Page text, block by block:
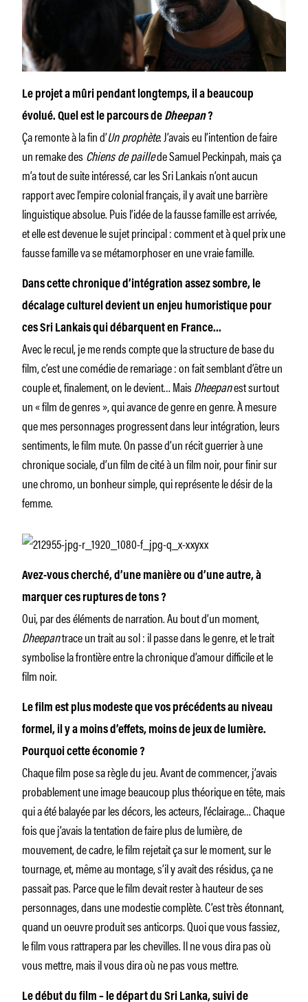
Le projet a mûri pendant longtemps, il a beaucoup
évolué. Quel est le parcours de Dheepan?
Ça remonte à la fin d’Un prophète. J’avais eu l’intention de faire
un remake desChiens de paillede Samuel Peckinpah, mais ça
m’a tout de suite intéressé, car les Sri Lankais n’ont aucun
rapport avec l’empire colonial français, il y avait une barrière
linguistique absolue. Puis l’idée de la fausse famille est arrivée,
et elle est devenue le sujet principal : comment et à quel prix une
fausse famille va se métamorphoser en une vraie famille.
Dans cette chronique d’intégration assez sombre, le
décalage culturel devient un enjeu humoristique pour
ces Sri Lankais qui débarquent en France…
Avec le recul, je me rends compte que la structure de base du
film, c’est une comédie de remariage : on fait semblant d’être un
couple et, finalement, on le devient… MaisDheepanest surtout
un « film de genres », qui avance de genre en genre. À mesure
que mes personnages progressent dans leur intégration, leurs
sentiments, le film mute. On passe d’un récit guerrier à une
chronique sociale, d’un film de cité à un film noir, pour finir sur
une chromo, un bonheur simple, qui représente le désir de la
femme.
Avez-vous cherché, d’une manière ou d’une autre, à
marquer ces ruptures de tons ?
Oui, par des éléments de narration. Au bout d’un moment,
Dheepantrace un trait au sol : il passe dans le genre, et le trait
symbolise la frontière entre la chronique d’amour difficile et le
film noir.
Le film est plus modeste que vos précédents au niveau
formel, il y a moins d’effets, moins de jeux de lumière.
Pourquoi cette économie ?
Chaque film pose sa règle du jeu. Avant de commencer, j’avais
probablement une image beaucoup plus théorique en tête, mais
qui a été balayée par les décors, les acteurs, l’éclairage… Chaque
fois que j’avais la tentation de faire plus de lumière, de
mouvement, de cadre, le film rejetait ça sur le moment, sur le
tournage, et, même au montage, s’il y avait des résidus, ça ne
passait pas. Parce que le film devait rester à hauteur de ses
personnages, dans une modestie complète. C’est très étonnant,
quand un oeuvre produit ses anticorps. Quoi que vous fassiez,
le film vous rattrapera par les chevilles. Il ne vous dira pas où
vous mettre, mais il vous dira où ne pas vous mettre.
Le début du film – le départ du Sri Lanka, suivi de